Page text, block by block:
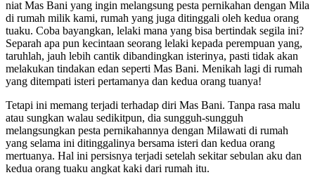
niat Mas Bani yang ingin melangsung pesta pernikahan dengan Mila
di rumah milik kami, rumah yang juga ditinggali oleh kedua orang
tuaku. Coba bayangkan, lelaki mana yang bisa bertindak segila ini?
Separah apa pun kecintaan seorang lelaki kepada perempuan yang,
taruhlah, jauh lebih cantik dibandingkan isterinya, pasti tidak akan
melakukan tindakan edan seperti Mas Bani. Menikah lagi di rumah
yang ditempati isteri pertamanya dan kedua orang tuanya!
Tetapi ini memang terjadi terhadap diri Mas Bani. Tanpa rasa malu
atau sungkan walau sedikitpun, dia sungguh-sungguh
melangsungkan pesta pernikahannya dengan Milawati di rumah
yang selama ini ditinggalinya bersama isteri dan kedua orang
mertuanya. Hal ini persisnya terjadi setelah sekitar sebulan aku dan
kedua orang tuaku angkat kaki dari rumah itu.